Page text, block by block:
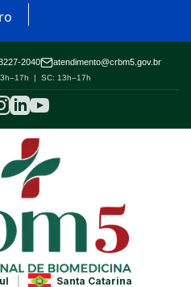
2040 atendimento@crbm5.gov.br
| SC: 13h–17h
Santa Catarina